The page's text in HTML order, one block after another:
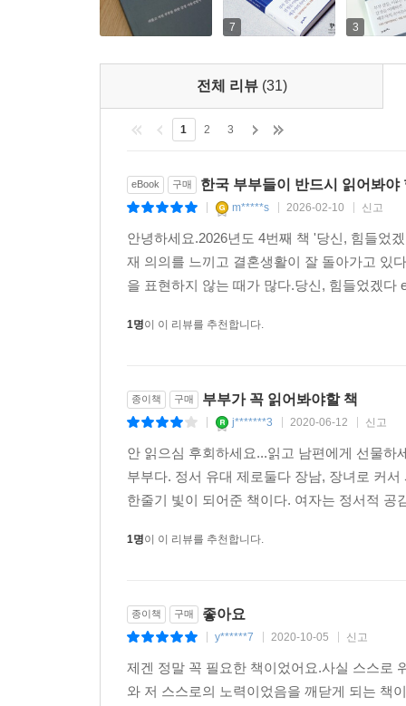
부부 사이에 이심전심은 통하지 않는다. 부부니
표현을 통해서 전달된다. 긍정적인 감정이 전달될
도구이다. 대표적으로 세 가지 방법이 있다. 반영
감정을 있는 그대로 인정하는 것이고, 공감은
머릿속에 새로운 정서 회로가 생겨 부부 갈등이
6. 접근하고 반응하라
종이와 종이를 붙이려면 풀이 필요하다. 사람
정서적으로 솔직해지고 서로에게 반응해주면 좋
7. 우선순위를 옮겨라
결혼은 우선순위를 옮기는 과정이다. 누군가의
곳에 에너지를 쓰기보다 먼저 부부 관계에 에너지
7 3
전체 리뷰 (31)
1 2 3
eBook 구매 한국 부부들이 반드시 읽어봐야
m*****s 2026-02-10 신고
안녕하세요.2026년도 4번째 책 '당신, 힘들었
재 의의를 느끼고 결혼생활이 잘 돌아가고 있
을 표현하지 않는 때가 많다.당신, 힘들었겠
1명이 이 리뷰를 추천합니다.
종이책 구매 부부가 꼭 읽어봐야할 책
j*******3 2020-06-12 신고
안 읽으심 후회하세요...읽고 남편에게 선물
부부다. 정서 유대 제로둘다 장남, 장녀로 커
한줄기 빛이 되어준 책이다. 여자는 정서적
1명이 이 리뷰를 추천합니다.
종이책 구매 좋아요
y******7 2020-10-05 신고
제겐 정말 꼭 필요한 책이었어요.사실 스스로
와 저 스스로의 노력이었음을 깨닫게 되는 책